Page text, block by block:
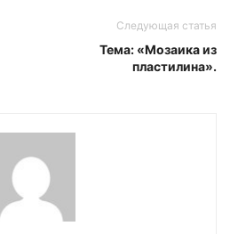
Следующая статья
Тема: «Мозаика из
пластилина».